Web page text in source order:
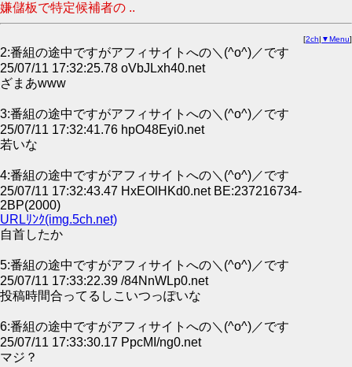
嫌儲板で特定候補者の ..
[2ch| ▼Menu]
2:番組の途中ですがアフィサイトへの＼(^o^)／です
25/07/11 17:32:25.78 oVbJLxh40.net
ざまあwww
3:番組の途中ですがアフィサイトへの＼(^o^)／です
25/07/11 17:32:41.76 hpO48Eyi0.net
若いな
4:番組の途中ですがアフィサイトへの＼(^o^)／です
25/07/11 17:32:43.47 HxEOlHKd0.net BE:237216734-
2BP(2000)
URLﾘﾝｸ(img.5ch.net)
自首したか
5:番組の途中ですがアフィサイトへの＼(^o^)／です
25/07/11 17:33:22.39 /84NnWLp0.net
投稿時間合ってるしこいつっぽいな
6:番組の途中ですがアフィサイトへの＼(^o^)／です
25/07/11 17:33:30.17 PpcMI/ng0.net
マジ？